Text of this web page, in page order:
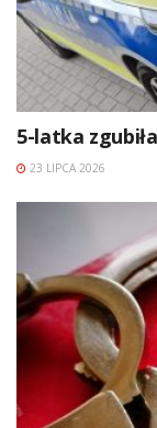
5-latka
23 LIPCA 2026